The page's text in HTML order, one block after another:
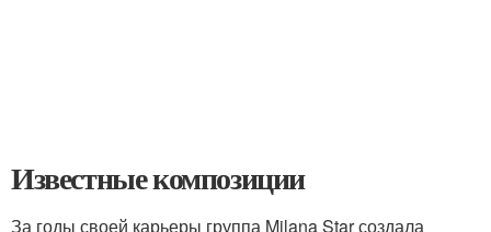
Известные композиции
За годы своей карьеры группа Milana Star создала